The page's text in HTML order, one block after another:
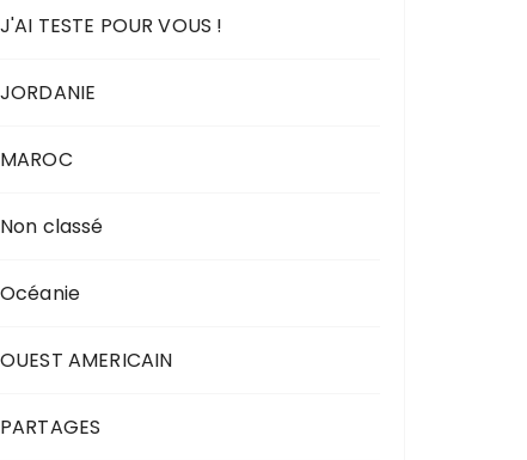
J'AI TESTE POUR VOUS !
JORDANIE
MAROC
Non classé
Océanie
OUEST AMERICAIN
PARTAGES